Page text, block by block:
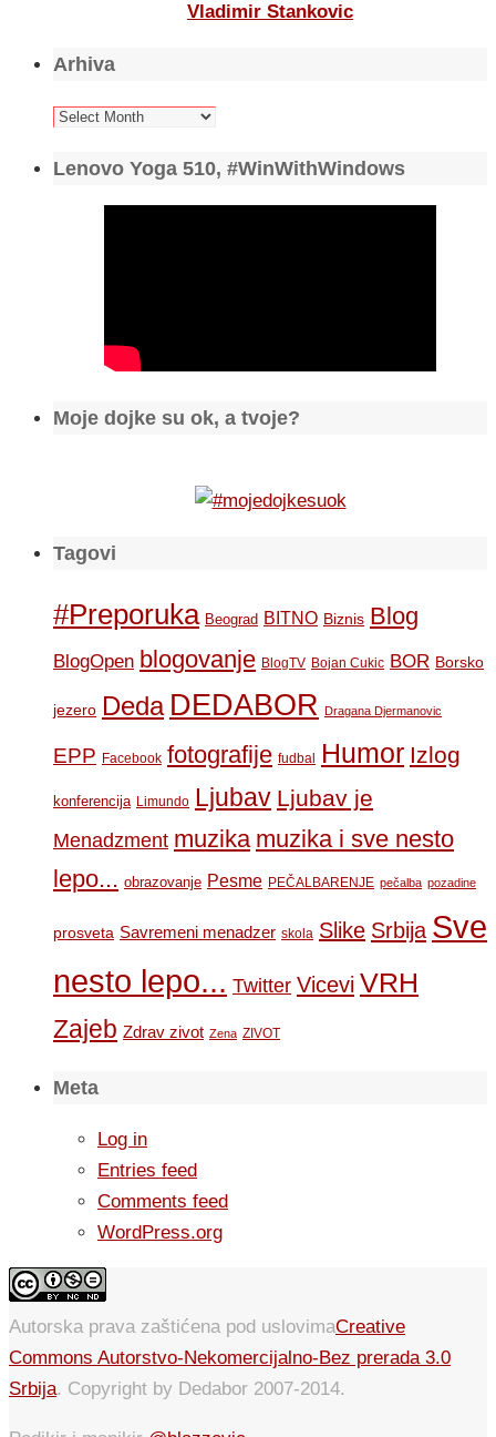
Vladimir Stankovic
Arhiva
Arhiva
Lenovo Yoga 510, #WinWithWindows
Moje dojke su ok, a tvoje?
Tagovi
#Preporuka Beograd BITNO Biznis Blog
BlogOpen blogovanje BlogTV Bojan Cukic BOR Borsko
jezero Deda DEDABOR Dragana Djermanovic
EPP Facebook fotografije fudbal Humor Izlog
konferencija Limundo Ljubav Ljubav je
Menadzment muzika muzika i sve nesto
lepo... obrazovanje Pesme PEČALBARENJE pečalba pozadine
prosveta Savremeni menadzer skola Slike Srbija Sve
nesto lepo... Twitter Vicevi VRH
Zajeb Zdrav zivot Zena ZIVOT
Meta
Log in
Entries feed
Comments feed
WordPress.org
Autorska prava zaštićena pod uslovimaCreative
Commons Autorstvo-Nekomercijalno-Bez prerada 3.0
Srbija. Copyright by Dedabor 2007-2014.